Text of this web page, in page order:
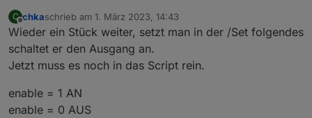
Kann bitte nochmal jemand für
dummy's erklären wie wie genau
die Schaltbefehle abgesetzt
werden.
Es wird ein JSON-String auf dem
entsprechenden Topic gepublished. Wie
C
Offline
chkaschrieb am 1. März 2023, 14:43
zuletzt editiert von
Wieder ein Stück weiter, setzt man in der /Set folgendes
schaltet er den Ausgang an.
Jetzt muss es noch in das Script rein.
enable = 1 AN
enable = 0 AUS